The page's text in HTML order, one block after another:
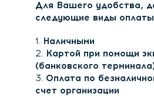
Для Вашего удобства,
следующие виды
1. Наличными
2. Картой при помощи
(банковского
3. Оплата по
счет организации